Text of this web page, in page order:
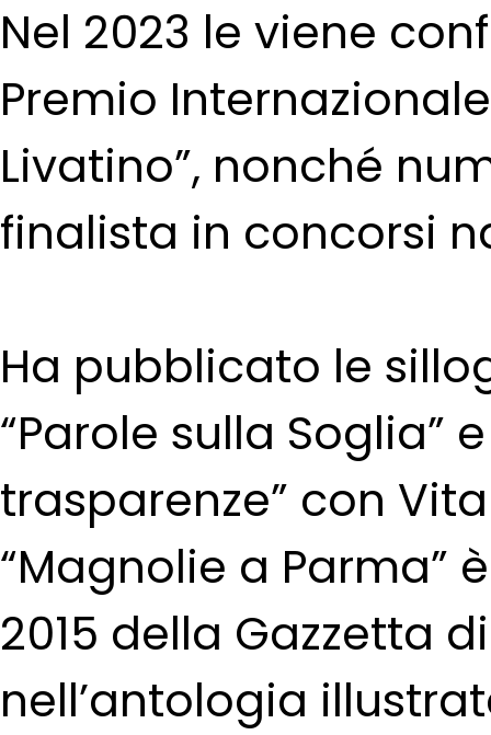
Nel 2023 le viene
Premio
Livatino”, nonché
finalista in concorsi
Ha pubblicato le
“Parole sulla Soglia”
trasparenze” con
“Magnolie a Parma”
2015 della Gazzetta
nell’antologia